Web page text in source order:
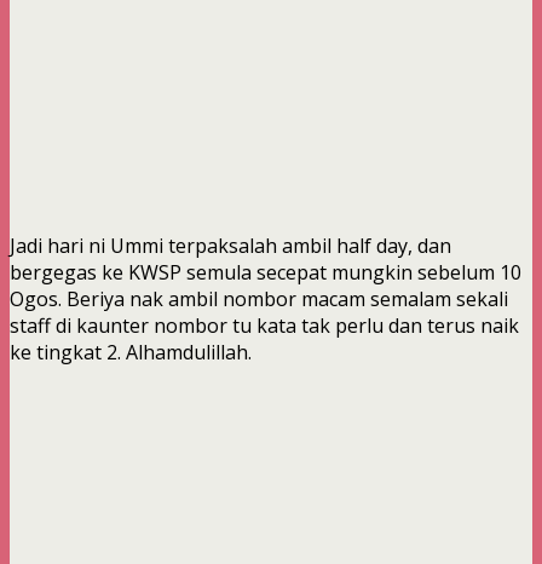
Jadi hari ni Ummi terpaksalah ambil half day, dan
bergegas ke KWSP semula secepat mungkin sebelum 10
Ogos. Beriya nak ambil nombor macam semalam sekali
staff di kaunter nombor tu kata tak perlu dan terus naik
ke tingkat 2. Alhamdulillah.